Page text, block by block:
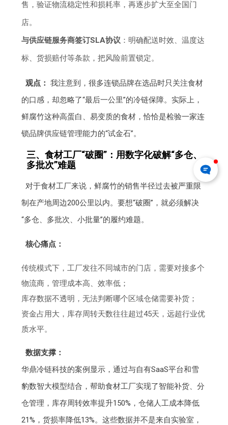
售，验证物流稳定性和损耗率，再逐步扩大至全国门
店。
与供应链服务商签订SLA协议 ：明确配送时效、温度达
标、货损赔付等条款，把风险前置锁定。
观点： 我注意到，很多连锁品牌在选品时只关注食材
的口感，却忽略了“最后一公里”的冷链保障。实际上，
鲜腐竹这种高蛋白、易变质的食材，恰恰是检验一家连
锁品牌供应链管理能力的“试金石”。
三、食材工厂“破圈”：用数字化破解“多仓、
多批次”难题
对于食材工厂来说，鲜腐竹的销售半径过去被严重限
制在产地周边200公里以内。要想“破圈”，就必须解决
“多仓、多批次、小批量”的履约难题。
核心痛点：
传统模式下，工厂发往不同城市的门店，需要对接多个
物流商，管理成本高、效率低；
库存数据不透明，无法判断哪个区域仓储需要补货；
资金占用大，库存周转天数往往超过45天，远超行业优
质水平。
数据支撑：
华鼎冷链科技的案例显示，通过与自有SaaS平台和雪
豹数智大模型结合，帮助食材工厂实现了智能补货、分
仓管理，库存周转效率提升150%，仓储人工成本降低
21%，货损率降低13%。这些数据并不是来自实验室，